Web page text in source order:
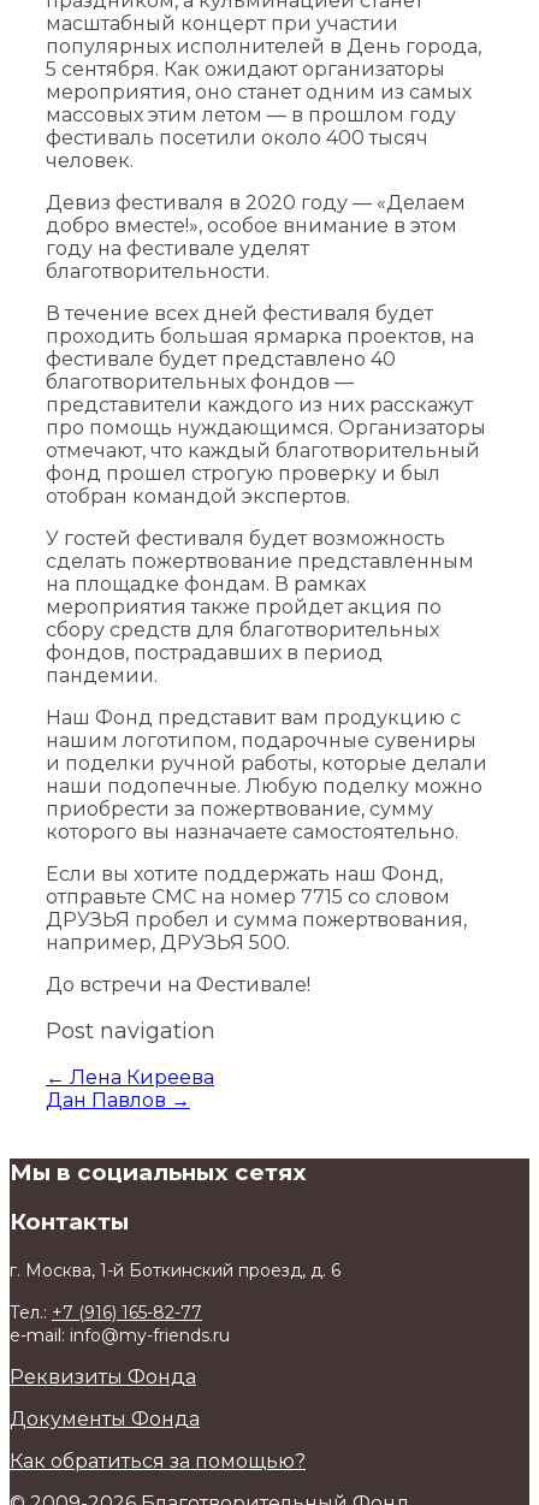
масштабный концерт при участии
популярных исполнителей в День города,
5 сентября. Как ожидают организаторы
мероприятия, оно станет одним из самых
массовых этим летом — в прошлом году
фестиваль посетили около 400 тысяч
человек.
Девиз фестиваля в 2020 году — «Делаем
добро вместе!», особое внимание в этом
году на фестивале уделят
благотворительности.
В течение всех дней фестиваля будет
проходить большая ярмарка проектов, на
фестивале будет представлено 40
благотворительных фондов —
представители каждого из них расскажут
про помощь нуждающимся. Организаторы
отмечают, что каждый благотворительный
фонд прошел строгую проверку и был
отобран командой экспертов.
У гостей фестиваля будет возможность
сделать пожертвование представленным
на площадке фондам. В рамках
мероприятия также пройдет акция по
сбору средств для благотворительных
фондов, пострадавших в период
пандемии.
Наш Фонд представит вам продукцию с
нашим логотипом, подарочные сувениры
и поделки ручной работы, которые делали
наши подопечные. Любую поделку можно
приобрести за пожертвование, сумму
которого вы назначаете самостоятельно.
Если вы хотите поддержать наш Фонд,
отправьте СМС на номер 7715 со словом
ДРУЗЬЯ пробел и сумма пожертвования,
например, ДРУЗЬЯ 500.
До встречи на Фестивале!
Post navigation
← Лена Киреева
Дан Павлов →
Мы в социальных сетях
Контакты
г. Москва, 1-й Боткинский проезд, д. 6
Тел.: +7 (916) 165-82-77
e-mail: info@my-friends.ru
Реквизиты Фонда
Документы Фонда
Как обратиться за помощью?